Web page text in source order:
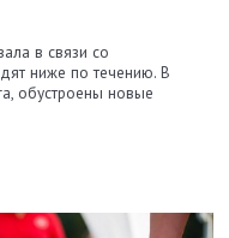
в связи со
ниже по течению. В
обустроены новые